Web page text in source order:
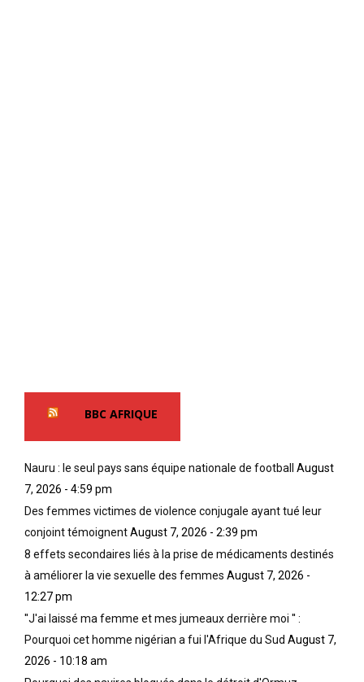
BBC AFRIQUE
Nauru : le seul pays sans équipe nationale de football August
7, 2026 - 4:59 pm
Des femmes victimes de violence conjugale ayant tué leur
conjoint témoignentAugust 7, 2026 - 2:39 pm
8 effets secondaires liés à la prise de médicaments destinés
à améliorer la vie sexuelle des femmes August 7, 2026 -
12:27 pm
''J'ai laissé ma femme et mes jumeaux derrière moi '' :
Pourquoi cet homme nigérian a fui l'Afrique du Sud August 7,
2026 - 10:18 am